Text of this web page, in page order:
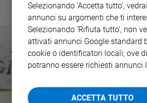
Vai
Riflessioni
Selezionando 'Accetta tutto',
annunci su argomenti che ti
Selezionando 'Rifiuta tutto', non
attivati annunci Google standard
cookie o identificatori locali; ove
potranno essere richiesti annunci
ACCETTA TUTTO